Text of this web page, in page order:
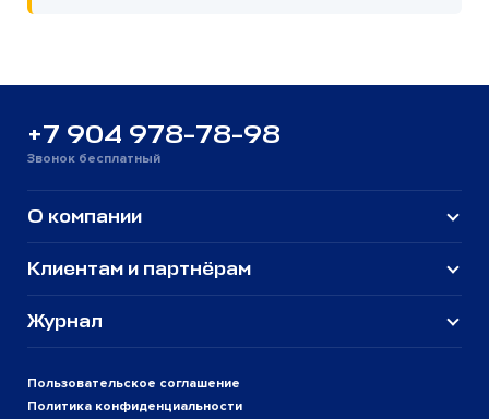
+7 904 978-78-98
Звонок бесплатный
Пользовательское соглашение
Политика конфиденциальности
О компании
Клиентам и партнёрам
Журнал